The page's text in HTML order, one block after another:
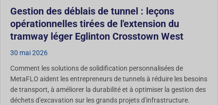
Gestion des déblais de tunnel : leçons
opérationnelles tirées de l'extension du
tramway léger Eglinton Crosstown West
30 mai 2026
Comment les solutions de solidification personnalisées de
MetaFLO aident les entrepreneurs de tunnels à réduire les besoins
de transport, à améliorer la durabilité et à optimiser la gestion des
déchets d'excavation sur les grands projets d'infrastructure.